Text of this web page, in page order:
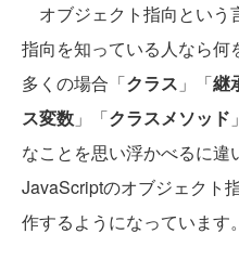
オブジェクト指向という
指向を知っている人なら何
多くの場合「クラス 」「継
ス変数 」「クラスメソッド
なことを思い浮かべるに違
JavaScriptのオブジェクト
作するようになっています。